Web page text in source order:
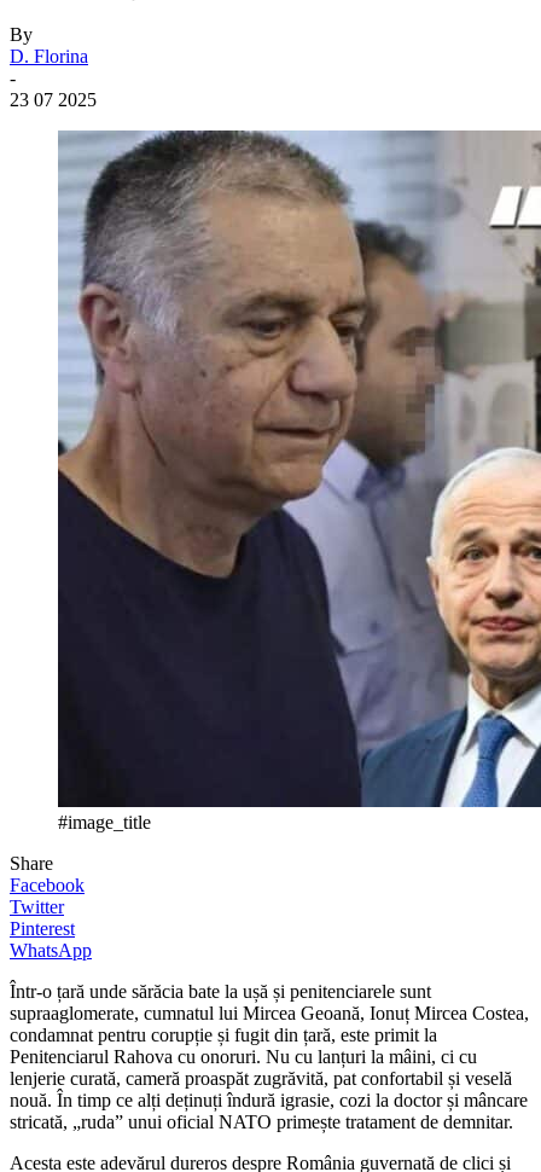
By
D. Florina
-
23 07 2025
#image_title
Share
Facebook
Twitter
Pinterest
WhatsApp
Într-o țară unde sărăcia bate la ușă și penitenciarele sunt
supraaglomerate, cumnatul lui Mircea Geoană, Ionuț Mircea Costea,
condamnat pentru corupție și fugit din țară, este primit la
Penitenciarul Rahova cu onoruri. Nu cu lanțuri la mâini, ci cu
lenjerie curată, cameră proaspăt zugrăvită, pat confortabil și veselă
nouă. În timp ce alți deținuți îndură igrasie, cozi la doctor și mâncare
stricată, „ruda” unui oficial NATO primește tratament de demnitar.
Acesta este adevărul dureros despre România guvernată de clici și